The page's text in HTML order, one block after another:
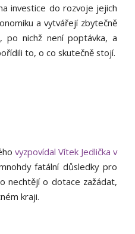
investice do rozvoje jejich
a vytvářejí zbytečně
po nichž není poptávka, a
to, o co skutečně stojí.
vyzpovídal Vítek Jedlička v
fatální důsledky pro
nechtějí o dotace zažádat,
kraji.